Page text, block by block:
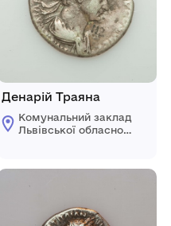
Денарій Траяна
Комунальний заклад
Львівської обласної